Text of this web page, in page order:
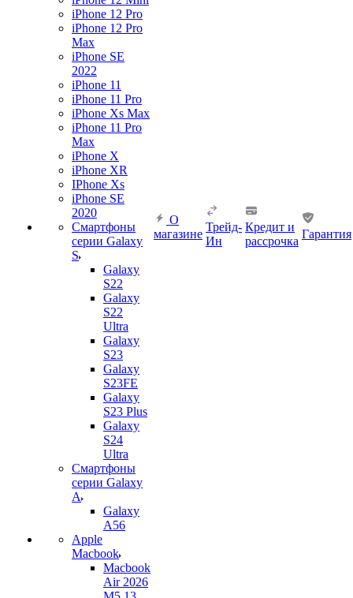
iPhone 12 Pro
iPhone 12 Pro
Max
iPhone SE
2022
iPhone 11
iPhone 11 Pro
iPhone Xs Max
iPhone 11 Pro
Max
iPhone X
iPhone XR
IPhone Xs
iPhone SE
2020
Смартфоны
серии Galaxy
S
Galaxy
S22
Galaxy
S22
Ultra
Galaxy
S23
Galaxy
S23FE
Galaxy
S23 Plus
Galaxy
S24
Ultra
Смартфоны
серии Galaxy
A
Galaxy
A56
Apple
Macbook
Macbook
Air 2026
О
магазине
Трейд-
Ин
Кредит и
рассрочка
Гарантия